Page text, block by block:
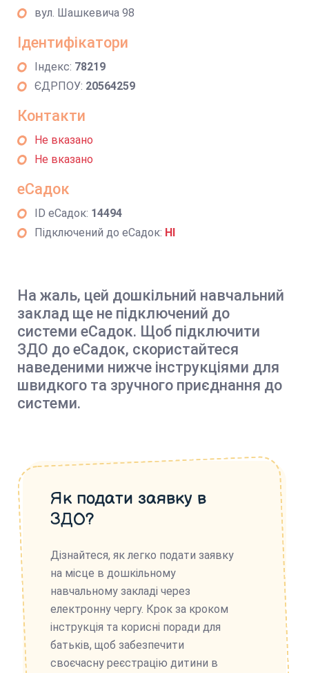
вул. Шашкевича 98
Ідентифікатори
Індекс: 78219
ЄДРПОУ: 20564259
Контакти
Не вказано
Не вказано
еСадок
ID еСадок: 14494
Підключений до еСадок: НІ
На жаль, цей дошкільний навчальний
заклад ще не підключений до
системи еСадок. Щоб підключити
ЗДО до еСадок, скористайтеся
наведеними нижче інструкціями для
швидкого та зручного приєднання до
системи.
Як подати заявку в
ЗДО?
Дізнайтеся, як легко подати заявку
на місце в дошкільному
навчальному закладі через
електронну чергу. Крок за кроком
інструкція та корисні поради для
батьків, щоб забезпечити
своєчасну реєстрацію дитини в